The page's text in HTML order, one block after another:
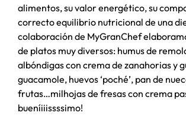
alimentos, su valor energético, su
correcto equilibrio nutricional de una
colaboración de MyGranChef
de platos muy diversos: humus de
albóndigas con crema de zanahorias y
guacamole, huevos ‘poché’, pan de
frutas…milhojas de fresas con crema
bueníiiissssimo!